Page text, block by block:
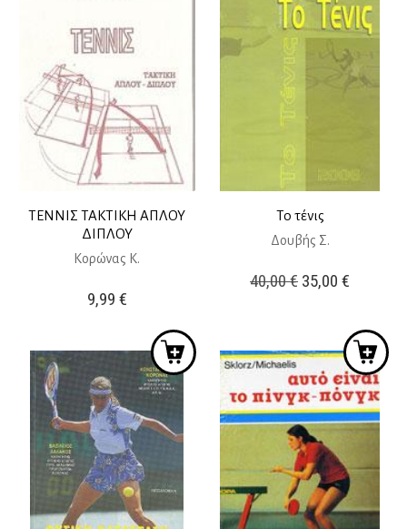
18,25 €.
ΤΕΝΝΙΣ ΤΑΚΤΙΚΗ ΑΠΛΟΥ
ΔΙΠΛΟΥ
Κορώνας Κ.
9,99 €
Το τένις
Δουβής Σ.
40,00€ Original
40,00 €.
35,00€
τιμή
είναι:
35,00 €.